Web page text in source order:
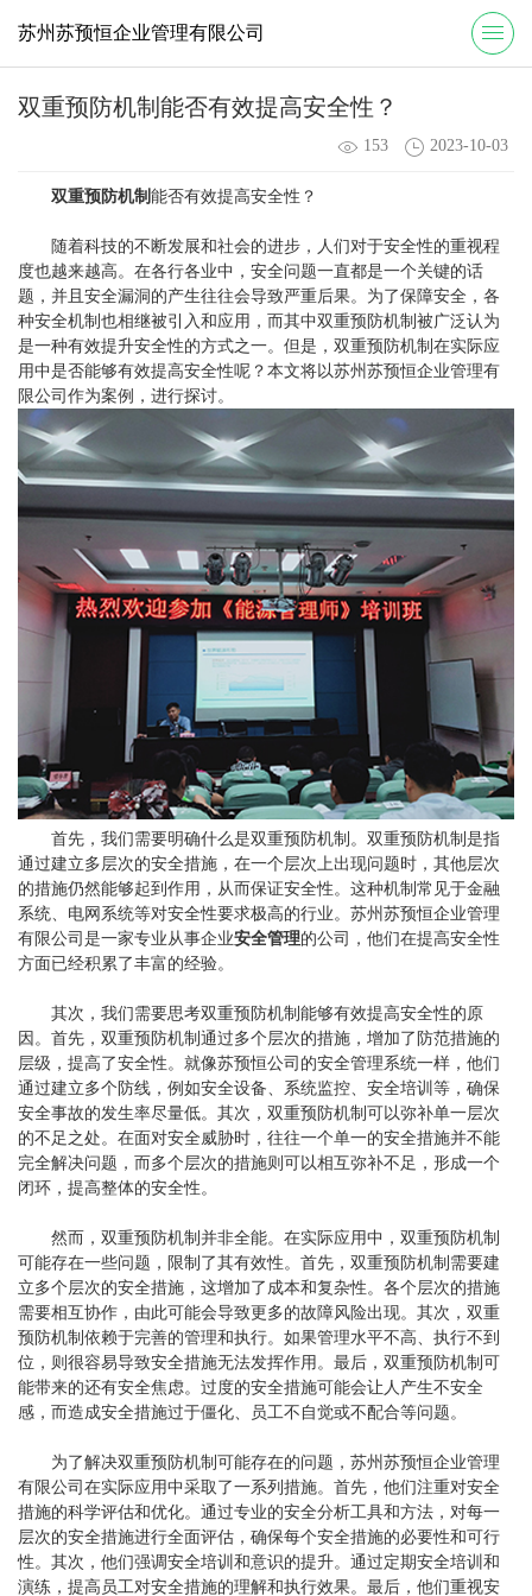
苏州苏预恒企业管理有限公司
双重预防机制能否有效提高安全性？
153 2023-10-03
双重预防机制 能否有效提高安全性？
随着科技的不断发展和社会的进步，人们对于安全性的重视程
度也越来越高。在各行各业中，安全问题一直都是一个关键的话
题，并且安全漏洞的产生往往会导致严重后果。为了保障安全，各
种安全机制也相继被引入和应用，而其中双重预防机制被广泛认为
是一种有效提升安全性的方式之一。但是，双重预防机制在实际应
用中是否能够有效提高安全性呢？本文将以苏州苏预恒企业管理有
限公司作为案例，进行探讨。
首先，我们需要明确什么是双重预防机制。双重预防机制是指
通过建立多层次的安全措施，在一个层次上出现问题时，其他层次
的措施仍然能够起到作用，从而保证安全性。这种机制常见于金融
系统、电网系统等对安全性要求极高的行业。苏州苏预恒企业管理
有限公司是一家专业从事企业安全管理的公司，他们在提高安全性
方面已经积累了丰富的经验。
其次，我们需要思考双重预防机制能够有效提高安全性的原
因。首先，双重预防机制通过多个层次的措施，增加了防范措施的
层级，提高了安全性。就像苏预恒公司的安全管理系统一样，他们
通过建立多个防线，例如安全设备、系统监控、安全培训等，确保
安全事故的发生率尽量低。其次，双重预防机制可以弥补单一层次
的不足之处。在面对安全威胁时，往往一个单一的安全措施并不能
完全解决问题，而多个层次的措施则可以相互弥补不足，形成一个
闭环，提高整体的安全性。
然而，双重预防机制并非全能。在实际应用中，双重预防机制
可能存在一些问题，限制了其有效性。首先，双重预防机制需要建
立多个层次的安全措施，这增加了成本和复杂性。各个层次的措施
需要相互协作，由此可能会导致更多的故障风险出现。其次，双重
预防机制依赖于完善的管理和执行。如果管理水平不高、执行不到
位，则很容易导致安全措施无法发挥作用。最后，双重预防机制可
能带来的还有安全焦虑。过度的安全措施可能会让人产生不安全
感，而造成安全措施过于僵化、员工不自觉或不配合等问题。
为了解决双重预防机制可能存在的问题，苏州苏预恒企业管理
有限公司在实际应用中采取了一系列措施。首先，他们注重对安全
措施的科学评估和优化。通过专业的安全分析工具和方法，对每一
层次的安全措施进行全面评估，确保每个安全措施的必要性和可行
性。其次，他们强调安全培训和意识的提升。通过定期安全培训和
演练，提高员工对安全措施的理解和执行效果。最后，他们重视安